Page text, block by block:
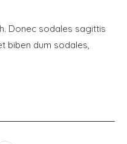
Donec sodales sagittis
biben dum sodales,